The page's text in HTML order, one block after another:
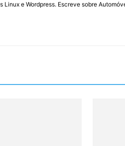
e Wordpress. Escreve sobre